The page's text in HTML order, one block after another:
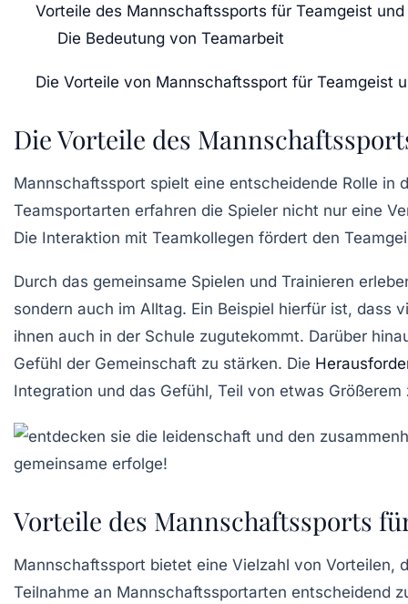
Vorteile des Mannschaftssports für Teamgeist
Die Bedeutung von Teamarbeit
Die Vorteile von Mannschaftssport für Teamgeist
Die Vorteile des
Mannschaftssport spielt eine entscheidende Rolle in
Teamsportarten erfahren die Spieler nicht nur eine
Die Interaktion mit Teamkollegen fördert den
Durch das gemeinsame Spielen und Trainieren
sondern auch im Alltag. Ein Beispiel hierfür ist, dass
ihnen auch in der Schule zugutekommt. Darüber
Gefühl der Gemeinschaft zu stärken. Die
Integration und das Gefühl, Teil von etwas Größerem
Vorteile des Mannschaftssports
Mannschaftssport bietet eine Vielzahl von Vorteilen,
Teilnahme an Mannschaftssportarten entscheidend